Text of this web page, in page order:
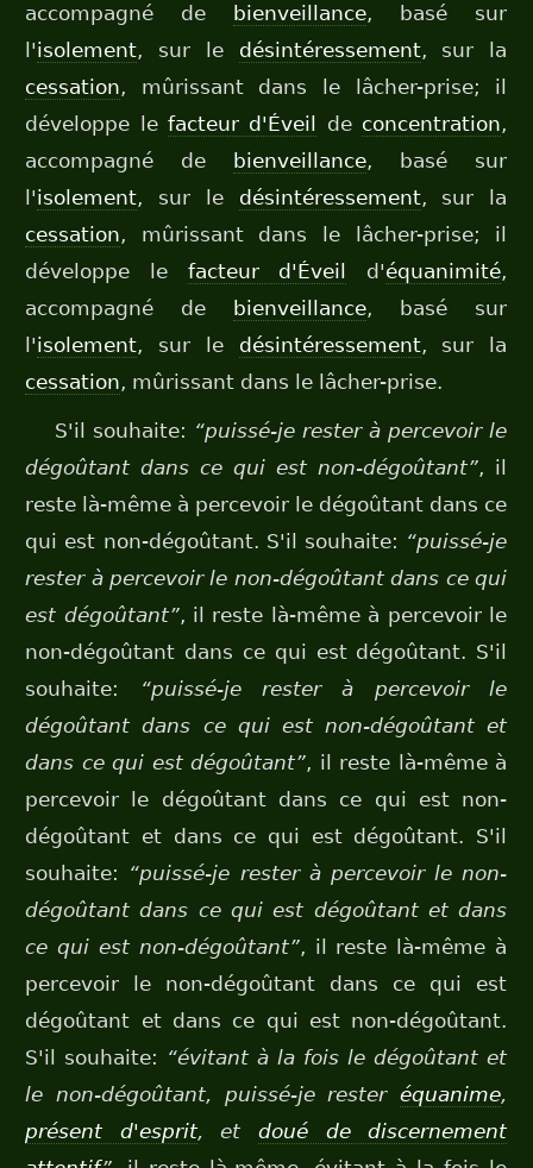
accompagné de
bienveillance, basé sur
l'isolement, sur le désintéressement, sur la
cessation, mûrissant dans le lâcher-prise; il
développe lefacteur d'Éveil de concentration,
accompagné de
bienveillance, basé sur
l'isolement, sur le désintéressement, sur la
cessation, mûrissant dans le lâcher-prise; il
développe le facteur d'Éveil d'équanimité,
accompagné de
bienveillance, basé sur
l'isolement, sur le désintéressement, sur la
cessation, mûrissant dans le lâcher-prise.
S'il souhaite: “puissé-je rester à percevoir le
dégoûtant dans ce qui est non-dégoûtant”, il
reste là-même à percevoir le dégoûtant dans ce
qui est non-dégoûtant. S'il souhaite: “puissé-je
rester à percevoir le non-dégoûtant dans ce qui
est dégoûtant”, il reste là-même à percevoir le
non-dégoûtant dans ce qui est dégoûtant. S'il
souhaite:
“puissé-je rester à percevoir le
dégoûtant dans ce qui est non-dégoûtant et
dans ce qui est dégoûtant”, il reste là-même à
percevoir le dégoûtant dans ce qui est non-
dégoûtant et dans ce qui est dégoûtant. S'il
souhaite: “puissé-je rester à percevoir le non-
dégoûtant dans ce qui est dégoûtant et dans
ce qui est non-dégoûtant”, il reste là-même à
percevoir le non-dégoûtant dans ce qui est
dégoûtant et dans ce qui est non-dégoûtant.
S'il souhaite: “évitant à la fois le dégoûtant et
le non-dégoûtant, puissé-je resteréquanime,
présent d'esprit, etdoué de discernement